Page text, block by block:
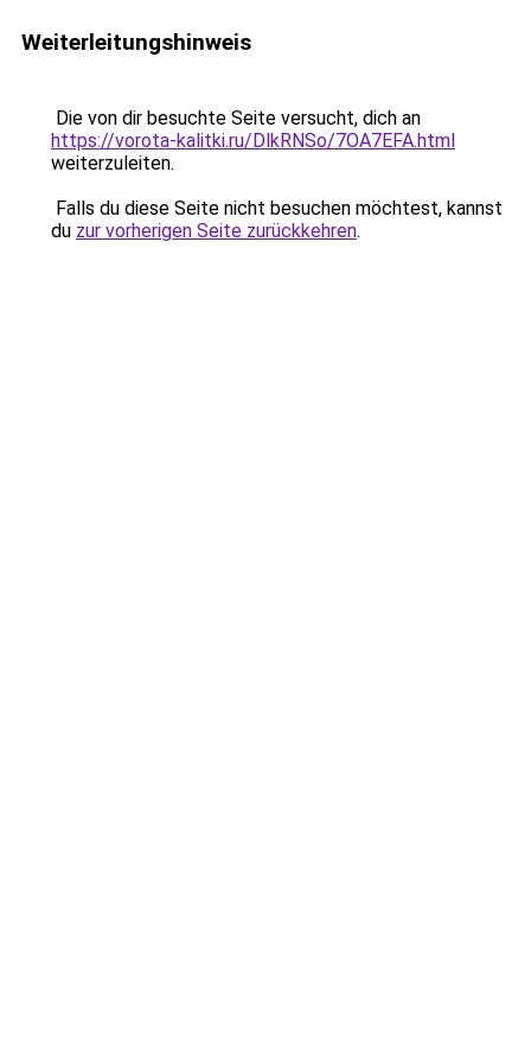
Weiterleitungshinweis
Die von dir besuchte Seite versucht, dich an
https://vorota-kalitki.ru/DlkRNSo/7OA7EFA.html
weiterzuleiten.
Falls du diese Seite nicht besuchen möchtest, kannst
du zur vorherigen Seite zurückkehren.